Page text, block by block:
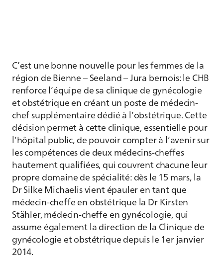
C’est une bonne nouvelle pour les femmes de la
région de Bienne – Seeland – Jura bernois: le CHB
renforce l’équipe de sa clinique de gynécologie
et obstétrique en créant un poste de médecin-
chef supplémentaire dédié à l’obstétrique. Cette
décision permet à cette clinique, essentielle pour
l’hôpital public, de pouvoir compter à l’avenir sur
les compétences de deux médecins-cheffes
hautement qualifiées, qui couvrent chacune leur
propre domaine de spécialité: dès le 15 mars, la
Dr Silke Michaelis vient épauler en tant que
médecin-cheffe en obstétrique la Dr Kirsten
Stähler, médecin-cheffe en gynécologie, qui
assume également la direction de la Clinique de
gynécologie et obstétrique depuis le 1er janvier
2014.